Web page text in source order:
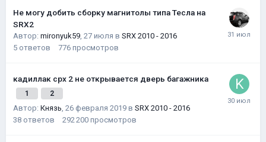
Не могу добить сборку магнитолы типа Тесла на
SRX2
Автор: mironyuk59, 27 июля в SRX 2010 - 2016
5 ответов 776 просмотров
кадиллак срх 2 не открывается дверь багажника
1 2
Автор: Князь, 26 февраля 2019 в SRX 2010 - 2016
38 ответов 292 200 просмотров